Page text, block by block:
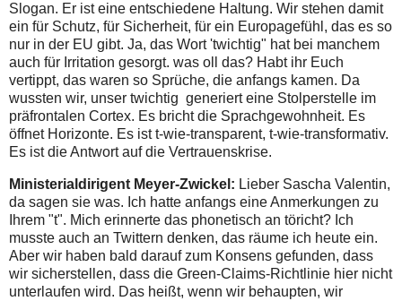
Slogan. Er ist eine entschiedene Haltung. Wir stehen damit
ein für Schutz, für Sicherheit, für ein Europagefühl, das es so
nur in der EU gibt. Ja, das Wort 'twichtig" hat bei manchem
auch für Irritation gesorgt. was oll das? Habt ihr Euch
vertippt, das waren so Sprüche, die anfangs kamen. Da
wussten wir, unser twichtig generiert eine Stolperstelle im
präfrontalen Cortex. Es bricht die Sprachgewohnheit. Es
öffnet Horizonte. Es ist t-wie-transparent, t-wie-transformativ.
Es ist die Antwort auf die Vertrauenskrise.
Ministerialdirigent Meyer-Zwickel: Lieber Sascha Valentin,
da sagen sie was. Ich hatte anfangs eine Anmerkungen zu
Ihrem "t". Mich erinnerte das phonetisch an töricht? Ich
musste auch an Twittern denken, das räume ich heute ein.
Aber wir haben bald darauf zum Konsens gefunden, dass
wir sicherstellen, dass die Green-Claims-Richtlinie hier nicht
unterlaufen wird. Das heißt, wenn wir behaupten, wir